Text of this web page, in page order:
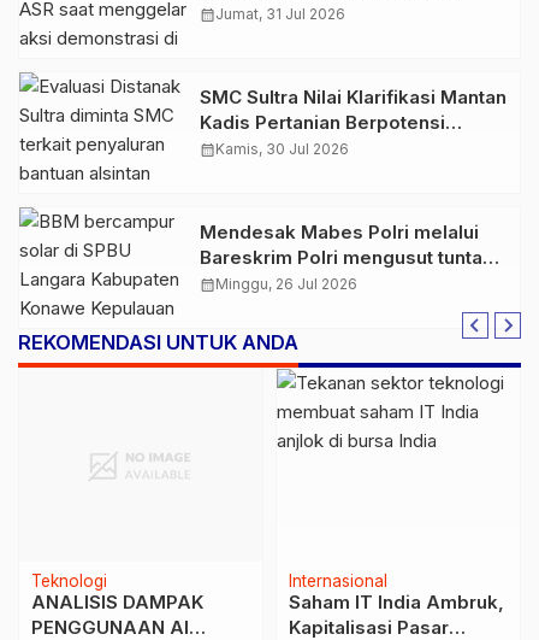
LHKPN, PT TMS, dan Kapal ASR
calendar_monthJumat, 31 Jul 2026
SMC Sultra Nilai Klarifikasi Mantan
Kadis Pertanian Berpotensi
Menyesatkan Persepsi Publik,
calendar_monthKamis, 30 Jul 2026
Mendesak Mabes Polri melalui
Bareskrim Polri mengusut tuntas
dugaan penjualan BBM
Langara, Kabupaten Konawe
Kepulauan
calendar_monthMinggu, 26 Jul 2026
REKOMENDASI UNTUK ANDA
Teknologi
ANALISIS DAMPAK
PENGGUNAAN AI
Internasional
Saham IT India Ambruk,
Kapitalisasi Pasar